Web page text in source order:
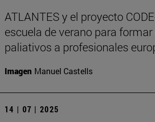
ATLANTES y el proyecto
escuela de verano para
paliativos a profesionales
Imagen Manuel Castells
14 | 07 | 2025